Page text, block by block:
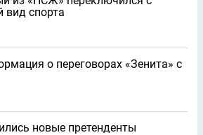
вид спорта
о переговорах «Зенита» с
новые претенденты